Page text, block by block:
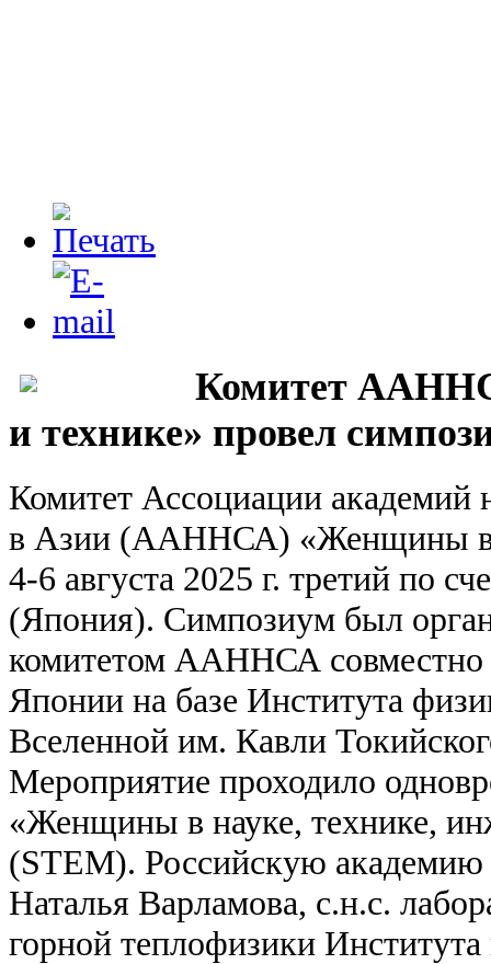
Комитет
и технике» провел
Комитет Ассоциации академий
в Азии (ААННСА) «Женщины в
4-6 августа 2025 г. третий по
(Япония). Симпозиум был
комитетом ААННСА совместно
Японии на базе Института
Вселенной им. Кавли
Мероприятие проходило
«Женщины в науке, технике,
(STEM). Российскую академию
Наталья Варламова, с.н.с.
горной теплофизики